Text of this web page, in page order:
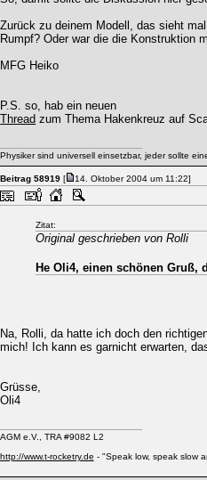
Zurück zu deinem Modell, das sieht
Rumpf? Oder war die die Konstruktion
MFG Heiko
P.S. so, hab ein neuen
Thread zum Thema Hakenkreuz auf
Physiker sind universell einsetzbar, jeder sollte
Beitrag 58919[ 14. Oktober 2004 um 11:22]
Zitat:
Original geschrieben von Rolli
He Oli4, einen schönen
Na, Rolli, da hatte ich doch den
mich! Ich kann es garnicht erwarten,
Grüsse,
Oli4
AGM e.V., TRA #9082 L2
http://www.t-rocketry.de - "Speak low, speak slow